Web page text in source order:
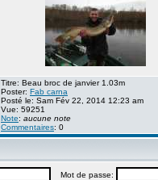
Titre: Beau broc de janvier 1.03m
Poster: Fab carna
Posté le: Sam Fév 22, 2014 12:23 am
Vue: 59251
Note: aucune note
Commentaires: 0
Mot de passe: